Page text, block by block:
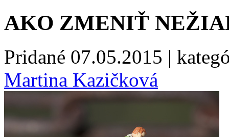
AKO ZMENIŤ
Pridané 07.05.2015 |
Martina Kazičková